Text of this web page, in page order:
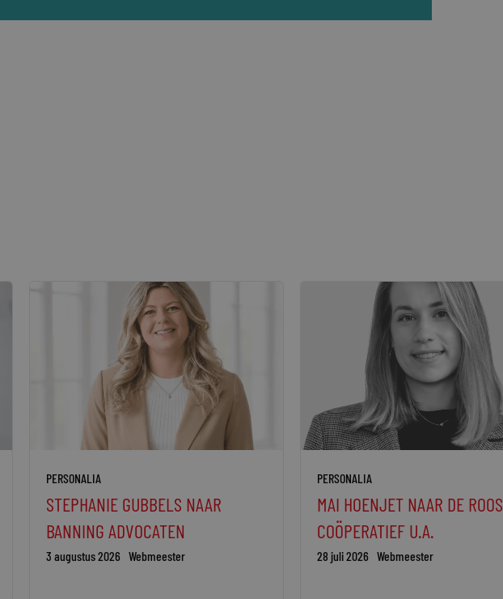
PERSONALIA
STEPHANIE GUBBELS NAAR
BANNING ADVOCATEN
3 augustus 2026 Webmeester
PERSONALIA
MAI HOENJET NAAR DE ROOS
COÖPERATIEF U.A.
28 juli 2026 Webmeester